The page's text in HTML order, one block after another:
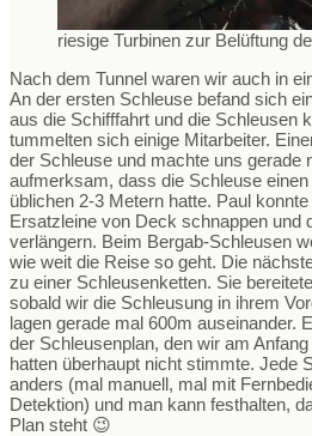
riesige Turbinen zur Belüftung
Nach dem Tunnel waren wir auch in
An der ersten Schleuse befand sich
aus die Schifffahrt und die Schleusen
tummelten sich einige Mitarbeiter.
der Schleuse und machte uns gerade
aufmerksam, dass die Schleuse
üblichen 2-3 Metern hatte. Paul
Ersatzleine von Deck schnappen und
verlängern. Beim Bergab-Schleusen
wie weit die Reise so geht. Die
zu einer Schleusenketten. Sie
sobald wir die Schleusung in ihrem
lagen gerade mal 600m auseinander.
der Schleusenplan, den wir am
hatten überhaupt nicht stimmte. Jede
anders (mal manuell, mal mit
Detektion) und man kann festhalten,
Plan steht 😉